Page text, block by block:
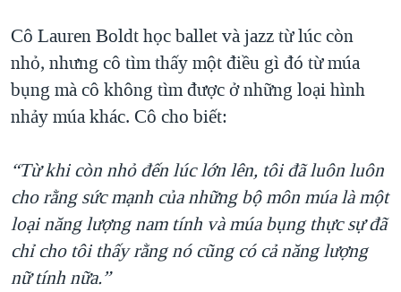
Cô Lauren Boldt học ballet và jazz từ lúc còn
nhỏ, nhưng cô tìm thấy một điều gì đó từ múa
bụng mà cô không tìm được ở những loại hình
nhảy múa khác. Cô cho biết:
“Từ khi còn nhỏ đến lúc lớn lên, tôi đã luôn luôn
cho rằng sức mạnh của những bộ môn múa là một
loại năng lượng nam tính và múa bụng thực sự đã
chỉ cho tôi thấy rằng nó cũng có cả năng lượng
nữ tính nữa.”